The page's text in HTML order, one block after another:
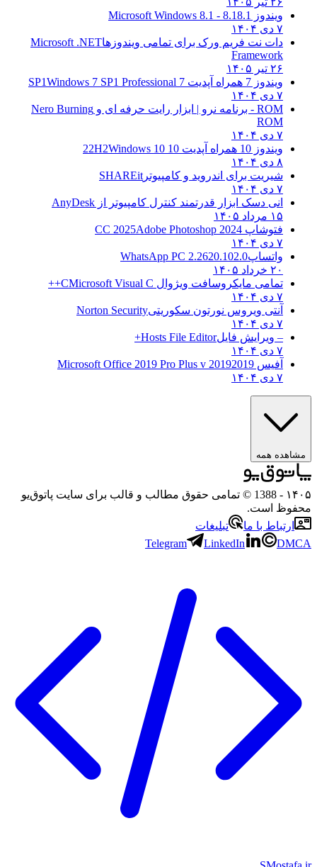
ویندوز 8.1
8.1 - Microsoft Windows 8.1
۷ دی ۱۴۰۴
دات نت فریم ورک برای تمامی ویندوزهاMicrosoft .NET
Framework
۲۶ تیر ۱۴۰۵
ویندوز 7 همراه آپدیت 7 SP1
Windows 7 SP1 Professional
۷ دی ۱۴۰۴
ROM - برنامه نرو | ابزار رایت حرفه ای و
Nero Burning
ROM
۷ دی ۱۴۰۴
ویندوز 10 همراه آپدیت 10 22H2
Windows 10
۸ دی ۱۴۰۴
شیریت برای اندروید و کامپیوتر SHAREit
۷ دی ۱۴۰۴
انی دسک ابزار قدرتمند کنترل کامپیوتر از AnyDesk
۱۵ مرداد ۱۴۰۵
فتوشاپ CC 2025 Adobe Photoshop 2024
۷ دی ۱۴۰۴
واتساپWhatsApp PC 2.2620.102.0
۲۰ خرداد ۱۴۰۵
تمامی مایکروسافت ویژوال C Microsoft Visual C++
۷ دی ۱۴۰۴
آنتی ویروس نورتون سکوریتیNorton Security
۷ دی ۱۴۰۴
– ویرایش فایلHosts File Editor+
۷ دی ۱۴۰۴
آفیس 2019 2019 Microsoft Office 2019 Pro Plus v
۷ دی ۱۴۰۴
مشاهده همه
۱۴۰۵
- 1388 © تمامی حقوق مطالب و قالب برای سایت پاتوق‌یو
محفوظ است.
ارتباط با ما
تبلیغات
Telegram
LinkedIn DMCA